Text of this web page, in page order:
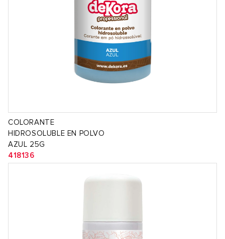
COLORANTE
HIDROSOLUBLE EN POLVO
AZUL 25G
418136